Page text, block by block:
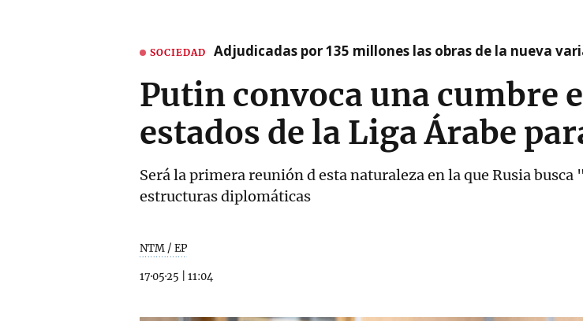
SOCIEDAD Adjudicadas por 135 millones las obras de la nueva
Putin convoca una cumbre
estados de la Liga Árabe
Será la primera reunión d esta naturaleza en la que Rusia
estructuras diplomáticas
NTM / EP
17·05·25 11:04